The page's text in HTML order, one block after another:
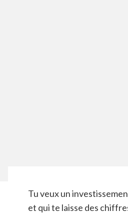
Tu veux un
et qui te laisse des